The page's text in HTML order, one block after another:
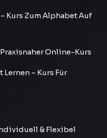
Kurs Zum Alphabet Auf
Online-Kurs
– Kurs Für
& Flexibel